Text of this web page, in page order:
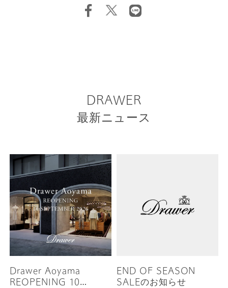
DRAWER
最新ニュース
Drawer Aoyama
REOPENING 10
END OF SEASON
SALEのお知らせ